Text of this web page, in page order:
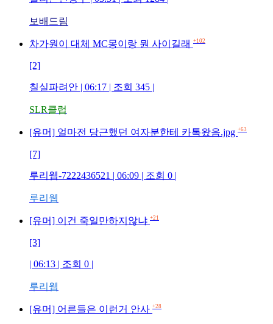
보배드림
차가원이 대체 MC몽이랑 뭔 사이길래 +102
[2]
칠실파려안 | 06:17 | 조회 345 |
SLR클럽
[유머] 얼마전 당근했던 여자분한테 카톡왔음.jpg +63
[7]
루리웹-7222436521 | 06:09 | 조회 0 |
루리웹
[유머] 이건 죽일만하지않냐 +21
[3]
| 06:13 | 조회 0 |
루리웹
[유머] 어른들은 이런거 안사 +28